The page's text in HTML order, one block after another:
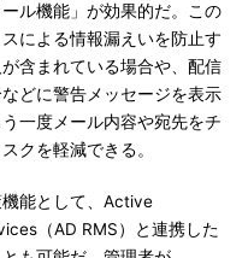
ル機能」が効果的だ。この
による情報漏えいを防止す
含まれている場合や、配信
どに警告メッセージを表示
一度メール内容や宛先をチ
クを軽減できる。
能として、Active
（AD RMS）と連携した